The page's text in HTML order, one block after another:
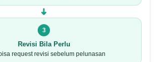
➜
3
Revisi Bila Perlu
request revisi sebelum pelunasan